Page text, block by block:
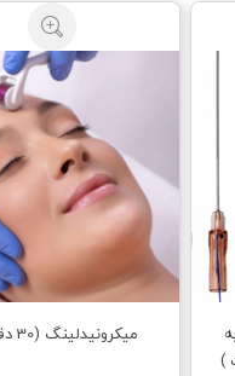
میکرونیدلینگ (30 دقیقه)